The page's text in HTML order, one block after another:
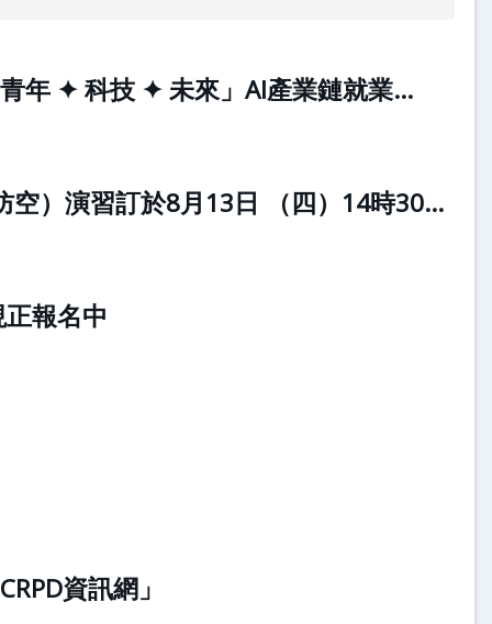
Team Taipei 挺就業「青年 ✦ 科技 ✦ 未來」AI產業鏈就業博覽會
臺北市2026城鎮韌性（防空）演習訂於8月13日 （四）14時30分至15時實施。
報名中
資訊網」